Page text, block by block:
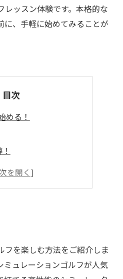
レッスン体験です。本格的な
に、手軽に始めてみることが
目次
める！
達！
フを楽しむ方法をご紹介しま
ミュレーションゴルフが人気